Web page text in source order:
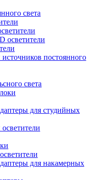
света
осветители
постоянного
света
для студийных
для накамерных